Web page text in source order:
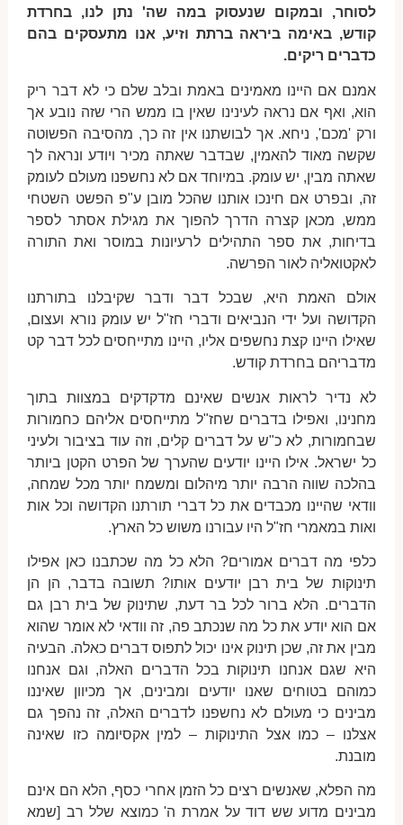
לסוחר, ובמקום שנעסוק במה שה' נתן לנו, בחרדת
קודש, באימה ביראה ברתת וזיע, אנו מתעסקים בהם
כדברים ריקים.
אמנם אם היינו מאמינים באמת ובלב שלם כי לא דבר ריק
הוא, ואף אם נראה לעינינו שאין בו ממש הרי שזה נובע אך
ורק 'מכם', ניחא. אך לבושתנו אין זה כך, מהסיבה הפשוטה
שקשה מאוד להאמין, שבדבר שאתה מכיר ויודע ונראה לך
שאתה מבין, יש עומק. במיוחד אם לא נחשפנו מעולם לעומק
זה, ובפרט אם חינכו אותנו שהכל מובן ע"פ הפשט השטחי
ממש, מכאן קצרה הדרך להפוך את מגילת אסתר לספר
בדיחות, את ספר התהילים לרעיונות במוסר ואת התורה
לאקטואליה לאור הפרשה.
אולם האמת היא, שבכל דבר ודבר שקיבלנו בתורתנו
הקדושה ועל ידי הנביאים ודברי חז"ל יש עומק נורא ועצום,
שאילו היינו קצת נחשפים אליו, היינו מתייחסים לכל דבר קט
מדבריהם בחרדת קודש.
לא נדיר לראות אנשים שאינם מדקדקים במצוות בתוך
מחנינו, ואפילו בדברים שחז"ל מתייחסים אליהם כחמורות
שבחמורות, לא כ"ש על דברים קלים, וזה עוד בציבור ולעיני
כל ישראל. אילו היינו יודעים שהערך של הפרט הקטן ביותר
בהלכה שווה הרבה יותר מיהלום ומשמח יותר מכל שמחה,
וודאי שהיינו מכבדים את כל דברי תורתנו הקדושה וכל אות
ואות במאמרי חז"ל היו עבורנו משוש כל הארץ.
כלפי מה דברים אמורים? הלא כל מה שכתבנו כאן אפילו
תינוקות של בית רבן יודעים אותו? תשובה בדבר, הן הן
הדברים. הלא ברור לכל בר דעת, שתינוק של בית רבן גם
אם הוא יודע את כל מה שנכתב פה, זה וודאי לא אומר שהוא
מבין את זה, שכן תינוק אינו יכול לתפוס דברים כאלה. הבעיה
היא שגם אנחנו תינוקות בכל הדברים האלה, וגם אנחנו
כמוהם בטוחים שאנו יודעים ומבינים, אך מכיוון שאיננו
מבינים כי מעולם לא נחשפנו לדברים האלה, זה נהפך גם
אצלנו – כמו אצל התינוקות – למין אקסיומה כזו שאינה
מובנת.
מה הפלא, שאנשים רצים כל הזמן אחרי כסף, הלא הם אינם
מבינים מדוע שש דוד על אמרת ה' כמוצא שלל רב [שמא